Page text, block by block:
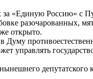
за «Единую Россию» с
разочарованных,
открыто.
Думу
управлять
депутатского